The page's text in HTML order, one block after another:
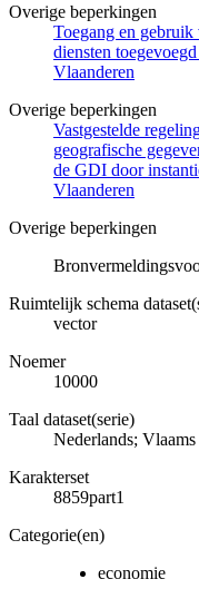
Overige beperkingen
Toegang en gebruik
diensten
Vlaanderen
Overige beperkingen
Vastgestelde
geografische
de GDI door
Vlaanderen
Overige beperkingen
Ruimtelijk schema
vector
Noemer
10000
Taal dataset(serie)
Nederlands; Vlaams
Karakterset
8859part1
Categorie(en)
economie